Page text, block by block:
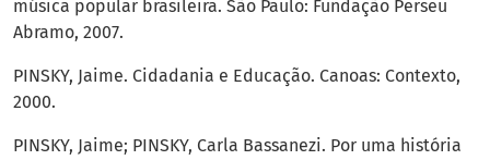
música popular brasileira. São Paulo: Fundação Perseu
Abramo, 2007.
PINSKY, Jaime. Cidadania e Educação. Canoas: Contexto,
2000.
PINSKY, Jaime; PINSKY, Carla Bassanezi. Por uma história